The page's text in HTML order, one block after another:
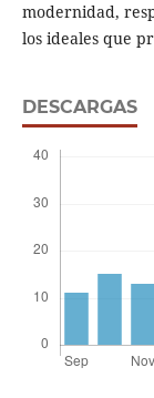
modernidad,
los ideales que
DESCARGAS